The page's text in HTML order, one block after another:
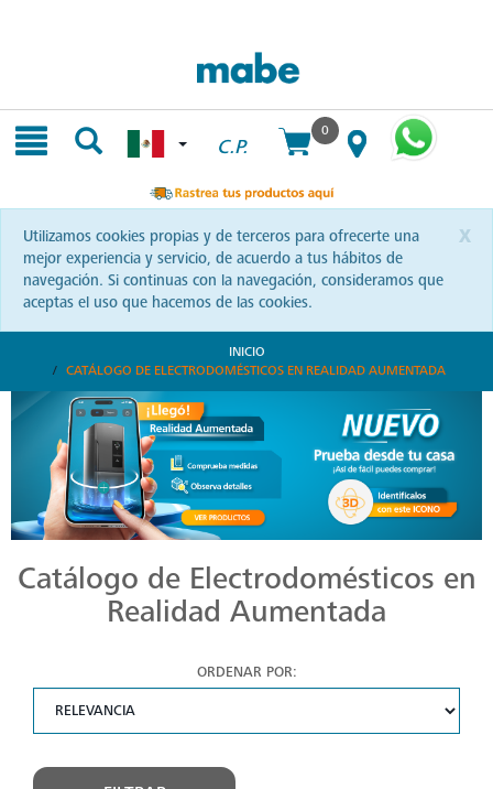
C.P.
0
x
Utilizamos cookies propias y de terceros para ofrecerte una
mejor experiencia y servicio, de acuerdo a tus hábitos de
navegación. Si continuas con la navegación, consideramos que
aceptas el uso que hacemos de las cookies.
INICIO
CATÁLOGO DE ELECTRODOMÉSTICOS EN REALIDAD AUMENTADA
Catálogo de Electrodomésticos en
Realidad Aumentada
ORDENAR POR: